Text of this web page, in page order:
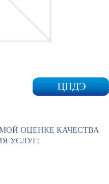
ОЦЕНКЕ КАЧЕСТВА
УСЛУГ: